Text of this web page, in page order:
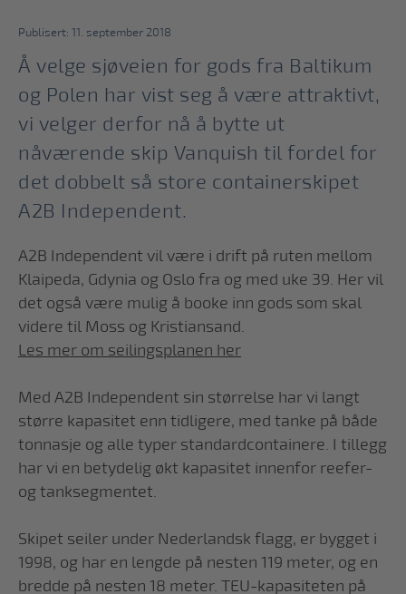
Publisert: 11. september 2018
Å velge sjøveien for gods fra Baltikum
og Polen har vist seg å være attraktivt,
vi velger derfor nå å bytte ut
nåværende skip Vanquish til fordel for
det dobbelt så store containerskipet
A2B Independent.
A2B Independent vil være i drift på ruten mellom
Klaipeda, Gdynia og Oslo fra og med uke 39. Her vil
det også være mulig å booke inn gods som skal
videre til Moss og Kristiansand.
Les mer om seilingsplanen her
Med A2B Independent sin størrelse har vi langt
større kapasitet enn tidligere, med tanke på både
tonnasje og alle typer standardcontainere. I tillegg
har vi en betydelig økt kapasitet innenfor reefer-
og tanksegmentet.
Skipet seiler under Nederlandsk flagg, er bygget i
1998, og har en lengde på nesten 119 meter, og en
bredde på nesten 18 meter. TEU-kapasiteten på